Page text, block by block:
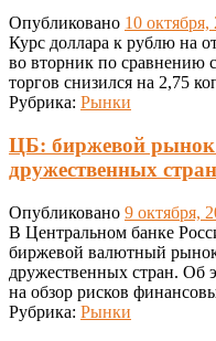
Опубликовано 10 октября,
Курс доллара к рублю на
во вторник по сравнению
торгов снизился на 2,75
Рубрика: Рынки
ЦБ: биржевой
дружественных стран
Опубликовано 9 октября,
В Центральном банке
биржевой валютный
дружественных стран. Об
на обзор рисков
Рубрика: Рынки